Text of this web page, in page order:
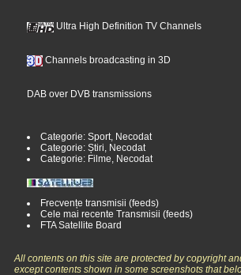
Ultra High Definition TV Channels
Channels broadcasting in 3D
DAB over DVB transmissions
Categorie: Sport, Necodat
Categorie: Știri, Necodat
Categorie: Filme, Necodat
Frecvențe transmisii (feeds)
Cele mai recente Transmisii (feeds)
FTA Satellite Board
All contents on this site are protected by copyright
except contents shown in some screenshots that